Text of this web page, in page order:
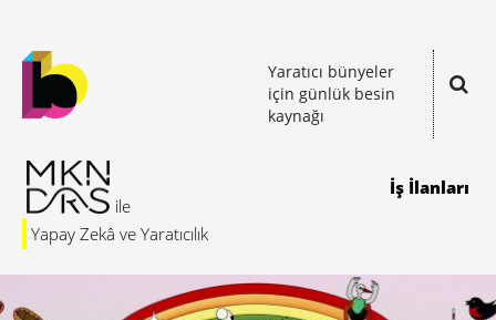
Yaratıcı bünyeler
için günlük besin
kaynağı
Yapay Zekâ ve Yaratıcılık
İş İlanları